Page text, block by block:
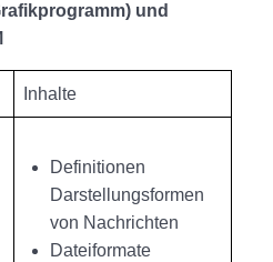
und
Inhalte
Definitionen
Darstellungsformen
von Nachrichten
Dateiformate